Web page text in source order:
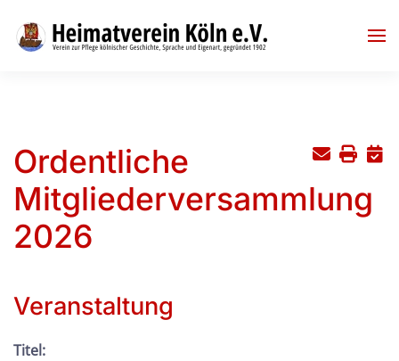
Skip to main content
Ordentliche
Mitgliederversammlung
2026
Veranstaltung
Titel: